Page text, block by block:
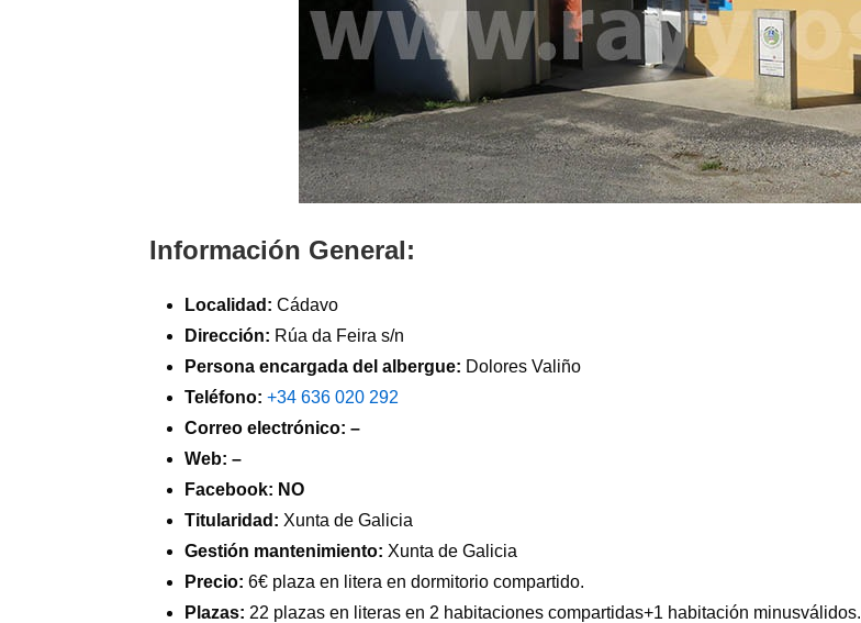
Información General:
Localidad: Cádavo
Dirección: Rúa da Feira s/n
Persona encargada del albergue: Dolores Valiño
Teléfono: +34 636 020 292
Correo electrónico: –
Web: –
Facebook: NO
Titularidad: Xunta de Galicia
Gestión mantenimiento: Xunta de Galicia
Precio: 6€ plaza en litera en dormitorio compartido.
Plazas: 22 plazas en literas en 2 habitaciones compartidas+1 habitación minusválidos.